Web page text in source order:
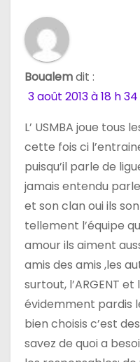
e
Boualemdit :
3 août 2013 à 18 h
L’ USMBA joue tous
cette fois ci
puisqu’il parle de
jamais entendu
et son clan oui ils
tellement l’équipe
amour ils aiment
amis des amis ,les
surtout, l’ARGENT
évidemment pardis
bien choisis c’est
savez de quoi a